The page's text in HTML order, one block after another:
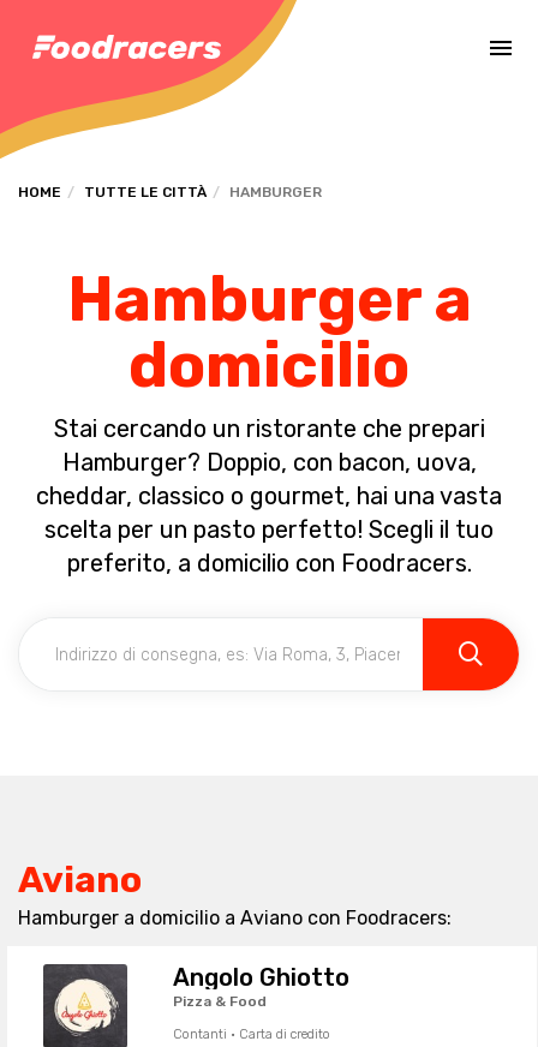
HOME TUTTE LE CITTÀ HAMBURGER
Hamburger a
domicilio
Stai cercando un ristorante che prepari
Hamburger? Doppio, con bacon, uova,
cheddar, classico o gourmet, hai una vasta
scelta per un pasto perfetto! Scegli il tuo
preferito, a domicilio con Foodracers.
Aviano
Hamburger a domicilio a Aviano con Foodracers:
Angolo Ghiotto
Pizza & Food
Contanti · Carta di credito